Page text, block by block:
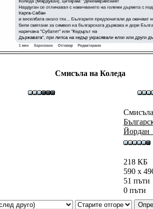
Смисъла на Коледа
218 КБ
590 x
51 пъти
0 пъти